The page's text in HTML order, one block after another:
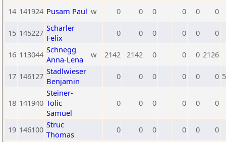
14 141924 Pusam Paul w 0 0 0 0 0 0
15 145227 Scharler
Felix
0 0 0 0 0 0
16 113044 Schnegg
Anna-Lena
w 2142 2142 0 0 0 2126
17 146127 Stadlwieser
Benjamin
0 0 0 0 0 0
18 141940
Steiner-
Tolic
Samuel
0 0 0 0 0 0
19 146100 Struc
Thomas
0 0 0 0 0 0